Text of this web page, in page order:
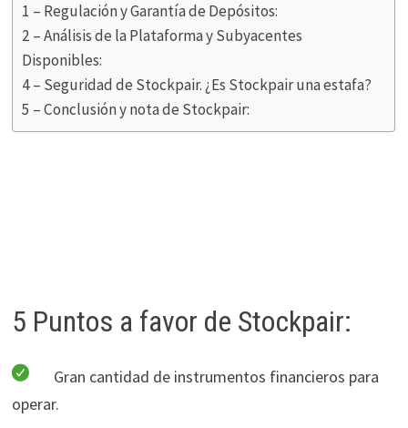
1 – Regulación y Garantía de Depósitos:
2 – Análisis de la Plataforma y Subyacentes
Disponibles:
4 – Seguridad de Stockpair. ¿Es Stockpair una estafa?
5 – Conclusión y nota de Stockpair:
5 Puntos a favor de Stockpair:
Gran cantidad de instrumentos financieros para
operar.